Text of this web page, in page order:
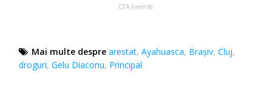
Mai multe despre arestat,Ayahuasca, Braşiv,Cluj,
droguri,Gelu Diaconu, Principal